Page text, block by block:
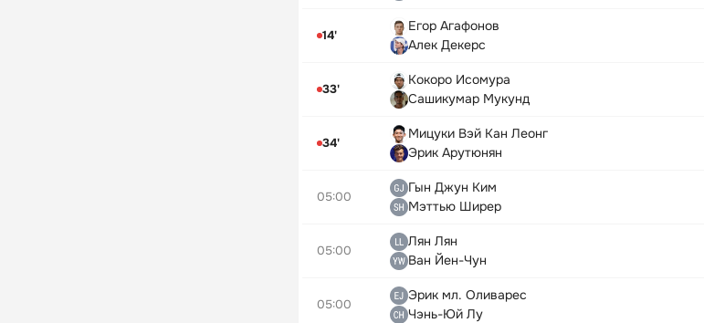
14'
Егор Агафонов
Алек Декерс
33'
Кокоро Исомура
Сашикумар Мукунд
34'
Мицуки Вэй Кан Леонг
Эрик Арутюнян
05:00
Гын Джун Ким
Мэттью Ширер
05:00
Лян Лян
Ван Йен-Чун
05:00
Эрик мл. Оливарес
Чэнь-Юй Лу